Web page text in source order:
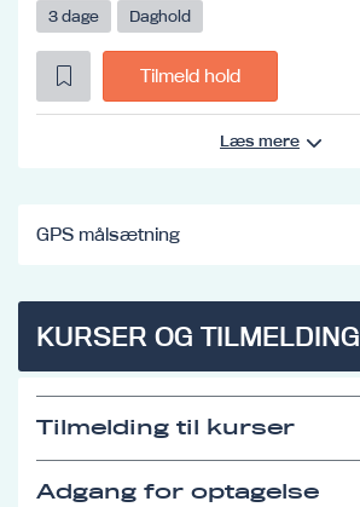
3 dage
Daghold
Tilmeld hold
Læs mere
GPS målsætning
KURSER OG TILMELDING
Tilmelding til kurser
Adgang for optagelse